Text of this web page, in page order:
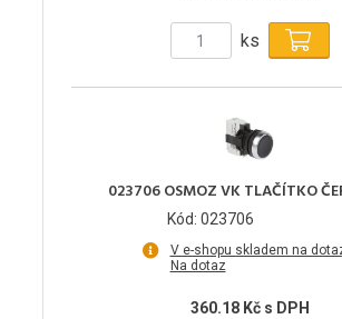
ks
023706 OSMOZ VK TLAČÍTKO
Kód: 023706
V e-shopu skladem na
Na dotaz
360.18 Kč s DPH